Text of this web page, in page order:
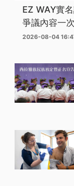
EZ WAY實
爭議內容一
2026-08-04